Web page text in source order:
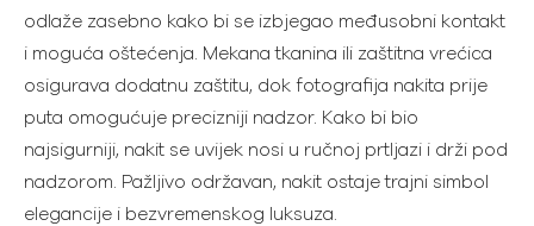
odlaže zasebno kako bi se izbjegao međusobni kontakt
i moguća oštećenja. Mekana tkanina ili zaštitna vrećica
osigurava dodatnu zaštitu, dok fotografija nakita prije
puta omogućuje precizniji nadzor. Kako bi bio
najsigurniji, nakit se uvijek nosi u ručnoj prtljazi i drži pod
nadzorom. Pažljivo održavan, nakit ostaje trajni simbol
elegancije i bezvremenskog luksuza.